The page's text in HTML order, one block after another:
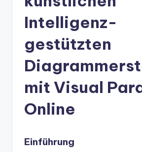
A
In
si
Intelligenz-
gestützten
mit Visual
Online
Einführung